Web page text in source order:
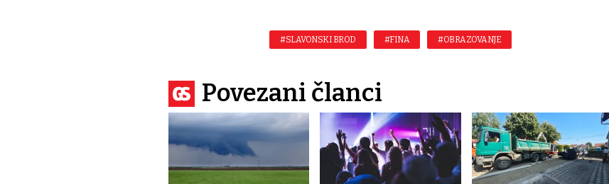
#SLAVONSKI BROD #FINA #OBRAZOVANJE
Povezani članci